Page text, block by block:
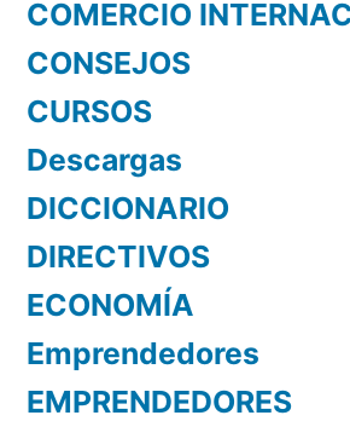
COMERCIO
CONSEJOS
CURSOS
Descargas
DICCIONARIO
DIRECTIVOS
ECONOMÍA
Emprendedores
EMPRENDEDORES